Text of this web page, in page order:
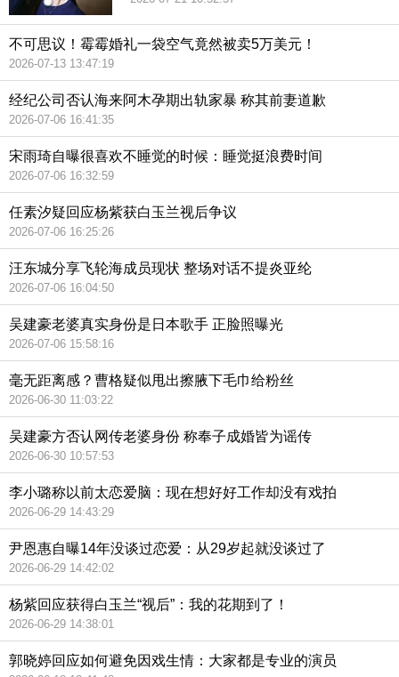
不可思议！霉霉婚礼一袋空气竟然被卖5万美元！
2026-07-13 13:47:19
经纪公司否认海来阿木孕期出轨家暴 称其前妻道歉
2026-07-06 16:41:35
宋雨琦自曝很喜欢不睡觉的时候：睡觉挺浪费时间
2026-07-06 16:32:59
任素汐疑回应杨紫获白玉兰视后争议
2026-07-06 16:25:26
汪东城分享飞轮海成员现状 整场对话不提炎亚纶
2026-07-06 16:04:50
吴建豪老婆真实身份是日本歌手 正脸照曝光
2026-07-06 15:58:16
毫无距离感？曹格疑似甩出擦腋下毛巾给粉丝
2026-06-30 11:03:22
吴建豪方否认网传老婆身份 称奉子成婚皆为谣传
2026-06-30 10:57:53
李小璐称以前太恋爱脑：现在想好好工作却没有戏拍
2026-06-29 14:43:29
尹恩惠自曝14年没谈过恋爱：从29岁起就没谈过了
2026-06-29 14:42:02
杨紫回应获得白玉兰“视后”：我的花期到了！
2026-06-29 14:38:01
郭晓婷回应如何避免因戏生情：大家都是专业的演员